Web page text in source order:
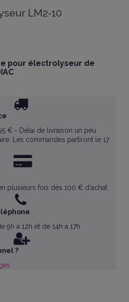
LM2-10
pour électrolyseur de
€ - Délai de livraison un peu
Les commandes partiront le 17
plusieurs fois dès 100 € d'achat
9h à 12h et de 14h à 17h
?